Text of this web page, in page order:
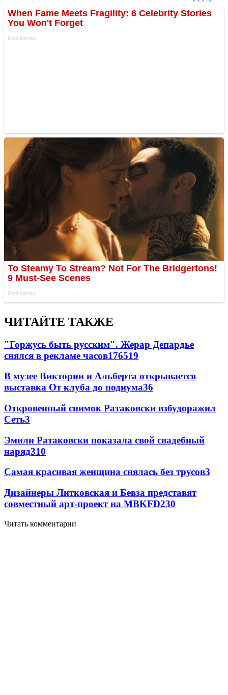
ЧИТАЙТЕ ТАКЖЕ
"Горжусь быть русским". Жерар Депардье
снялся в рекламе часов176519
В музее Виктории и Альберта открывается
выставка От клуба до подиума36
Откровенный снимок Ратаковски взбудоражил
Сеть3
Эмили Ратаковски показала свой свадебный
наряд310
Самая красивая женщина снялась без трусов3
Дизайнеры Литковская и Бевза представят
совместный арт-проект на MBKFD230
Читать комментарии